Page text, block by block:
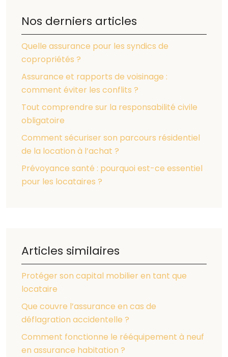
Nos derniers articles
Quelle assurance pour les syndics de
copropriétés ?
Assurance et rapports de voisinage :
comment éviter les conflits ?
Tout comprendre sur la responsabilité civile
obligatoire
Comment sécuriser son parcours résidentiel
de la location à l’achat ?
Prévoyance santé : pourquoi est-ce essentiel
pour les locataires ?
Articles similaires
Protéger son capital mobilier en tant que
locataire
Que couvre l’assurance en cas de
déflagration accidentelle ?
Comment fonctionne le rééquipement à neuf
en assurance habitation ?